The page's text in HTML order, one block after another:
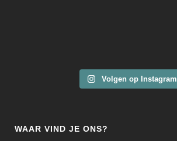
Volgen op Instagram
WAAR VIND JE ONS?